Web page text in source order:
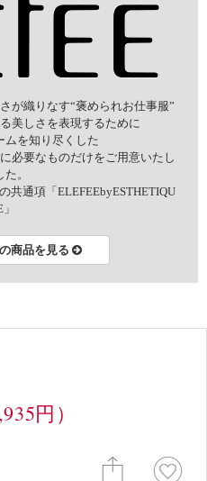
が織りなす“褒められお仕事服”
美しさを表現するために
ムを知り尽くした
必要なものだけをご用意いたし
た。
共通項「ELEFEEbyESTHETIQU
商品を見る
円）